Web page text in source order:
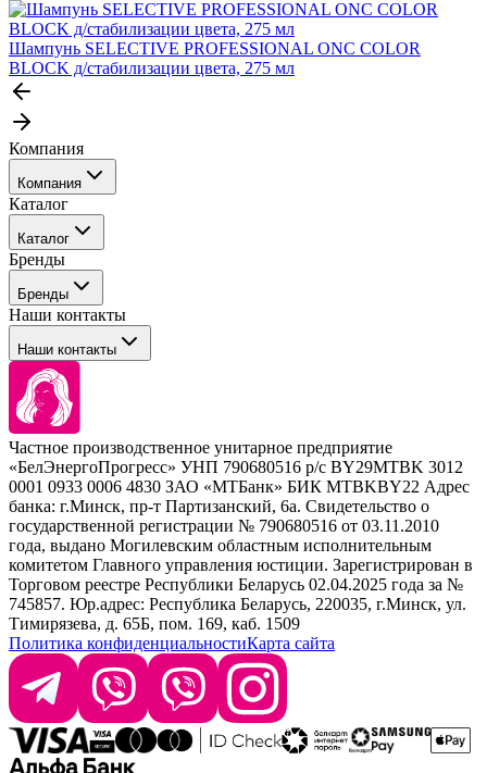
Шампунь SELECTIVE PROFESSIONAL ONC COLOR
BLOCK д/стабилизации цвета, 275 мл
Компания
Компания
События
Покупателю
Каталог
Каталог
Профессиональные средства для окрашивания волос
Сервисные средства
Уход
Стайлинг
Брови и ресницы
Барберинг
Наборы
Расходные материалы
Бренды
Бренды
Tefia
Concept
Kezy
Barex
Sim Sensitive
Kebren
Selective Professional
White Line
Наши контакты
Наши контакты
+ 375 44 7233514
+ 375 29 1649505
info@krasabel.by
Офис: г. Минск, ул. Тимирязева 65Б, офис 1509
Склад: г. Минск, ул. Домбровская, 15
Время работы: пн–чт 9:00–17:30, пт 9:00–17:00
Частное производственное унитарное предприятие
«БелЭнергоПрогресс» УНП 790680516 р/с BY29MTBK 3012
0001 0933 0006 4830 ЗАО «МТБанк» БИК MTBKBY22 Адрес
банка: г.Минск, пр-т Партизанский, 6а. Свидетельство о
государственной регистрации № 790680516 от 03.11.2010
года, выдано Могилевским областным исполнительным
комитетом Главного управления юстиции. Зарегистрирован в
Торговом реестре Республики Беларусь 02.04.2025 года за №
745857. Юр.адрес: Республика Беларусь, 220035, г.Минск, ул.
Тимирязева, д. 65Б, пом. 169, каб. 1509
Политика конфиденциальностиКарта сайта